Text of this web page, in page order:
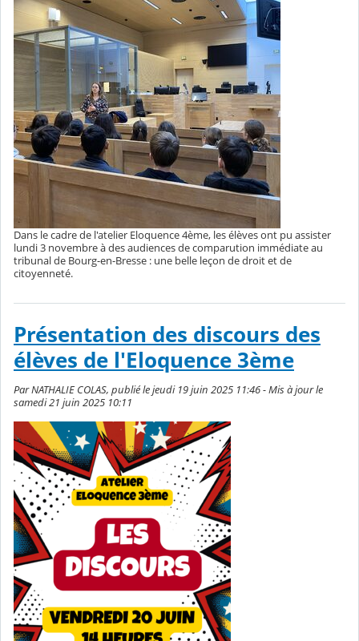
Dans le cadre de l'atelier Eloquence 4ème, les élèves ont pu assister
lundi 3 novembre à des audiences de comparution immédiate au
tribunal de Bourg-en-Bresse : une belle leçon de droit et de
citoyenneté.
Présentation des discours des
élèves de l'Eloquence 3ème
Par NATHALIE COLAS, publié le jeudi 19 juin 2025 11:46 - Mis à jour le
samedi 21 juin 2025 10:11